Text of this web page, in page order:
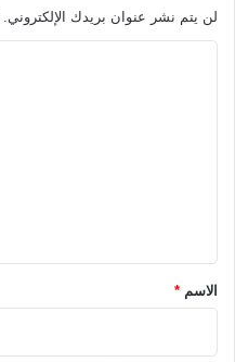
لن يتم نشر عنوان بريدك الإلكتروني.
*الاسم *